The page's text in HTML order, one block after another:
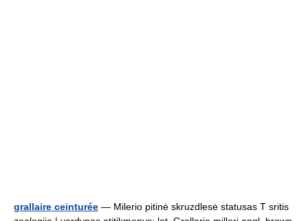
grallaire ceinturée — Milerio pitinė skruzdlesė statusas T sritis